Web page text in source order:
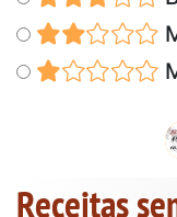
Receitas